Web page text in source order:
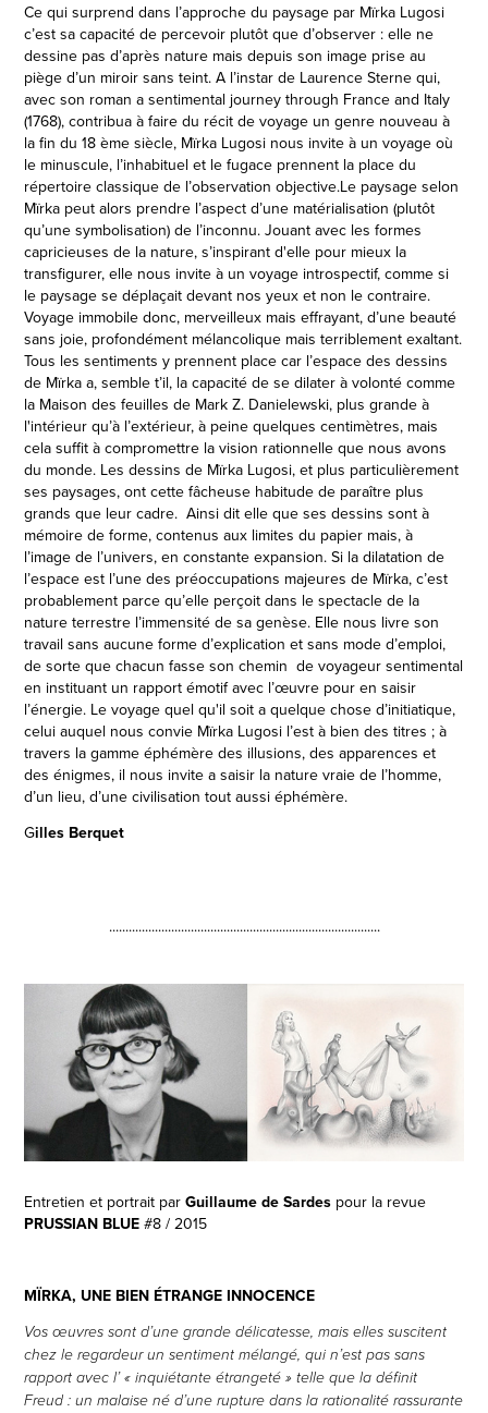
Ce qui surprend dans l’approche du paysage par Mïrka Lugosi
c’est sa capacité de percevoir plutôt que d’observer : elle ne
dessine pas d’après nature mais depuis son image prise au
piège d’un miroir sans teint. A l’instar de Laurence Sterne qui,
avec son roman a sentimental journey through France and Italy
(1768), contribua à faire du récit de voyage un genre nouveau à
la fin du 18 ème siècle, Mïrka Lugosi nous invite à un voyage où
le minuscule, l’inhabituel et le fugace prennent la place du
répertoire classique de l’observation objective.Le paysage selon
Mïrka peut alors prendre l’aspect d’une matérialisation (plutôt
qu’une symbolisation) de l’inconnu. Jouant avec les formes
capricieuses de la nature, s’inspirant d'elle pour mieux la
transfigurer, elle nous invite à un voyage introspectif, comme si
le paysage se déplaçait devant nos yeux et non le contraire.
Voyage immobile donc, merveilleux mais effrayant, d’une beauté
sans joie, profondément mélancolique mais terriblement exaltant.
Tous les sentiments y prennent place car l’espace des dessins
de Mïrka a, semble t’il, la capacité de se dilater à volonté comme
la Maison des feuilles de Mark Z. Danielewski, plus grande à
l'intérieur qu’à l’extérieur, à peine quelques centimètres, mais
cela suffit à compromettre la vision rationnelle que nous avons
du monde. Les dessins de Mïrka Lugosi, et plus particulièrement
ses paysages, ont cette fâcheuse habitude de paraître plus
grands que leur cadre. Ainsi dit elle que ses dessins sont à
mémoire de forme, contenus aux limites du papier mais, à
l’image de l’univers, en constante expansion. Si la dilatation de
l’espace est l’une des préoccupations majeures de Mïrka, c’est
probablement parce qu’elle perçoit dans le spectacle de la
nature terrestre l’immensité de sa genèse. Elle nous livre son
travail sans aucune forme d’explication et sans mode d’emploi,
de sorte que chacun fasse son chemin de voyageur sentimental
en instituant un rapport émotif avec l’œuvre pour en saisir
l’énergie. Le voyage quel qu'il soit a quelque chose d’initiatique,
celui auquel nous convie Mïrka Lugosi l’est à bien des titres ; à
travers la gamme éphémère des illusions, des apparences et
des énigmes, il nous invite a saisir la nature vraie de l’homme,
d’un lieu, d’une civilisation tout aussi éphémère.
Gilles Berquet
...................................................................................
Entretien et portrait parGuillaume de Sardes pour la revue
PRUSSIAN BLUE #8 / 2015
MÏRKA, UNE BIEN ÉTRANGE INNOCENCE
Vos œuvres sont d’une grande délicatesse, mais elles suscitent
chez le regardeur un sentiment mélangé, qui n’est pas sans
rapport avec l’ « inquiétante étrangeté » telle que la définit
Freud : un malaise né d’une rupture dans la rationalité rassurante